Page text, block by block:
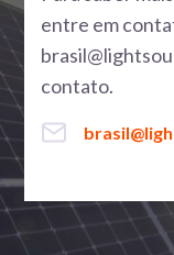
entre em
contato.